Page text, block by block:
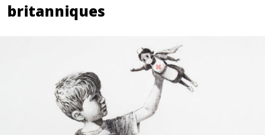
britanniques
© Banksy" data-kind="photo" />